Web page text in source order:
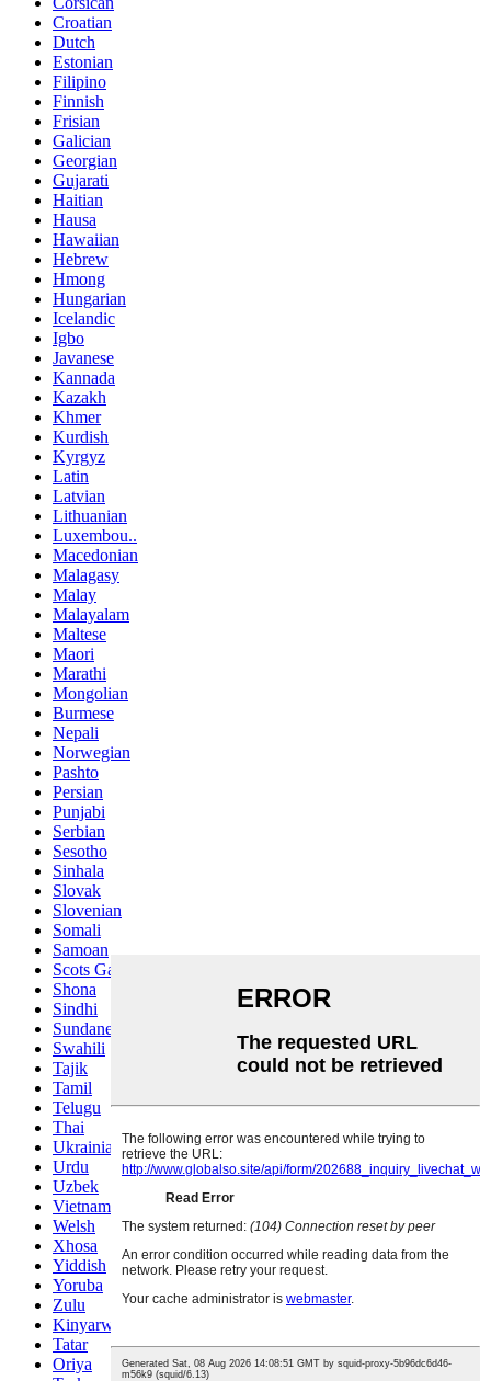
Croatian
Dutch
Estonian
Filipino
Finnish
Frisian
Galician
Georgian
Gujarati
Haitian
Hausa
Hawaiian
Hebrew
Hmong
Hungarian
Icelandic
Igbo
Javanese
Kannada
Kazakh
Khmer
Kurdish
Kyrgyz
Latin
Latvian
Lithuanian
Luxembou..
Macedonian
Malagasy
Malay
Malayalam
Maltese
Maori
Marathi
Mongolian
Burmese
Nepali
Norwegian
Pashto
Persian
Punjabi
Serbian
Sesotho
Sinhala
Slovak
Slovenian
Somali
Samoan
Scots Gaelic
Shona
Sindhi
Sundanese
Swahili
Tajik
Tamil
Telugu
Thai
Ukrainian
Urdu
Uzbek
Vietnamese
Welsh
Xhosa
Yiddish
Yoruba
Zulu
Kinyarwanda
Tatar
Oriya